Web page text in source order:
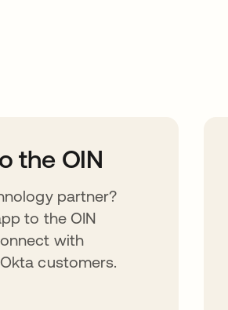
the OIN
partner?
to the OIN
with
customers.